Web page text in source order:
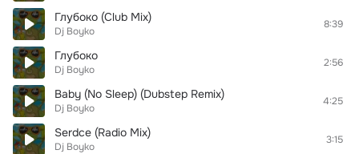
Глубоко (Club Mix)
Dj Boyko
8:39
Глубоко
Dj Boyko
2:56
Baby (No Sleep) (Dubstep Remix)
Dj Boyko
4:25
Serdce (Radio Mix)
Dj Boyko
3:15